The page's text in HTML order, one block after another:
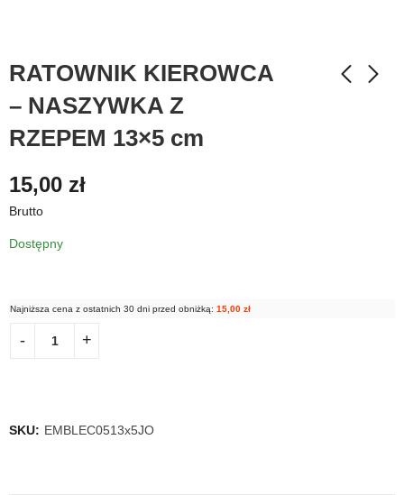
RATOWNIK KIEROWCA
– NASZYWKA Z
RZEPEM 13×5 cm
15,00 zł
Brutto
Dostępny
Najniższa cena z ostatnich 30 dni przed obniżką: 15,00 zł
SKU: EMBLEC0513x5JO